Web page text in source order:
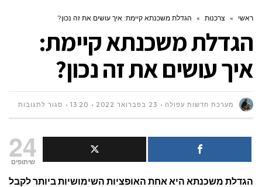
ראשי » צרכנות » הגדלת משכנתא קיימת: איך עושים את זה נכון?
הגדלת משכנתא קיימת:
איך עושים את זה נכון?
מערכת חדשות עפולה 23 בפברואר 2022 13:20 סגור לתגובותעל
24
שיתופים
הגדלת משכנתא היא אחת האופציות השימושיות ביותר לקבל